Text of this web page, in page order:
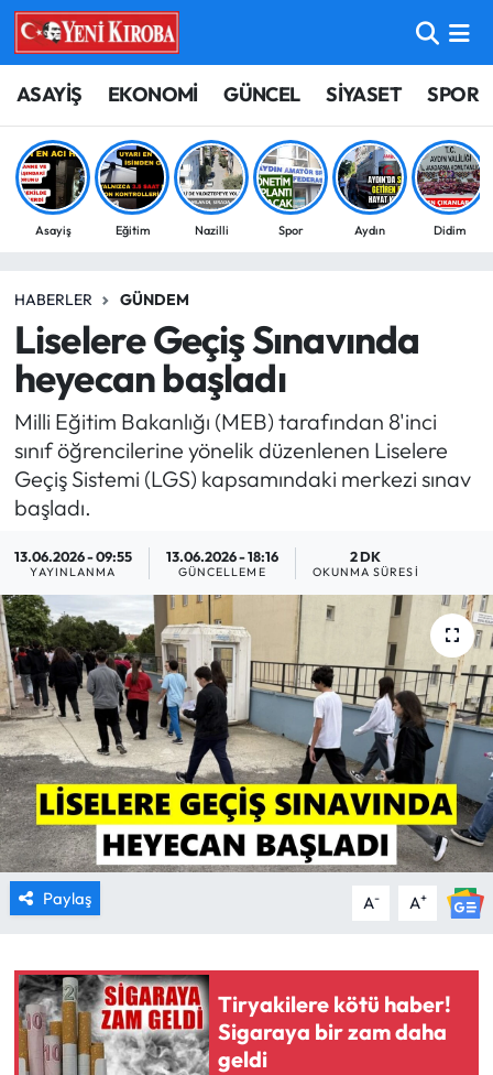
ASAYİŞ EKONOMİ GÜNCEL SİYASET SPOR
Asayiş Eğitim Nazilli Spor Aydın Didim
HABERLER GÜNDEM
Liselere Geçiş Sınavında
heyecan başladı
Milli Eğitim Bakanlığı (MEB) tarafından 8'inci
sınıf öğrencilerine yönelik düzenlenen Liselere
Geçiş Sistemi (LGS) kapsamındaki merkezi sınav
başladı.
13.06.2026 - 09:55
YAYINLANMA
13.06.2026 - 18:16
GÜNCELLEME
2 DK
OKUNMA SÜRESI
Paylaş A- A+
Tiryakilere kötü haber!
Sigaraya bir zam daha
geldi
ASAYİŞ
BİLİM-TEKNOLOJİ
ÇEVRE
EĞİTİM
GÜNCEL
GÜNDEM
SİYASET
SPOR
TARIM
TURİZM
YAŞAM
HABER İLAN
Aydın Nöbetçi Eczaneler
Aydın Hava Durumu
Aydin Namaz Vakitleri
Süper Lig Puan Durumu ve Fikstür
Tüm Manşetler
Son Dakika Haberleri
Haber Arşivi